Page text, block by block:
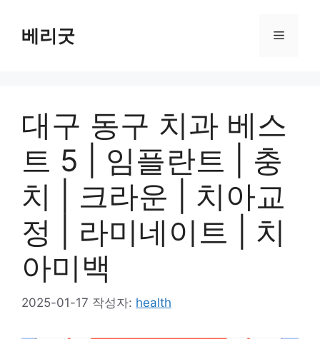
베리굿 메
대구 동구 치과 베스
트 5 | 임플란트 | 충
치 | 크라운 | 치아교
정 | 라미네이트 | 치
아미백
2025-01-17 작성자: health